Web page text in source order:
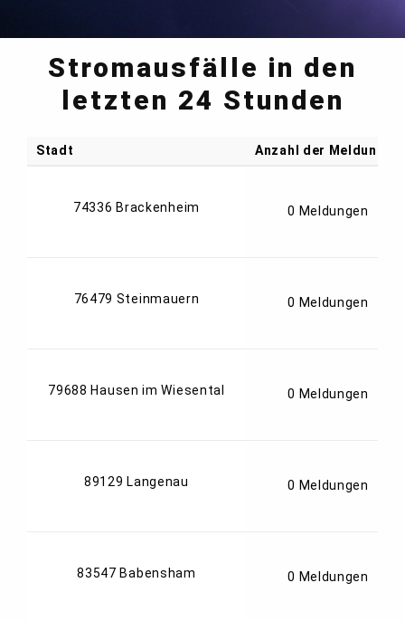
Stromausfälle in den
letzten 24 Stunden
Stadt Anzahl der Meldungen
74336 Brackenheim 0 Meldungen
76479 Steinmauern 0 Meldungen
79688 Hausen im Wiesental 0 Meldungen
89129 Langenau 0 Meldungen
83547 Babensham 0 Meldungen